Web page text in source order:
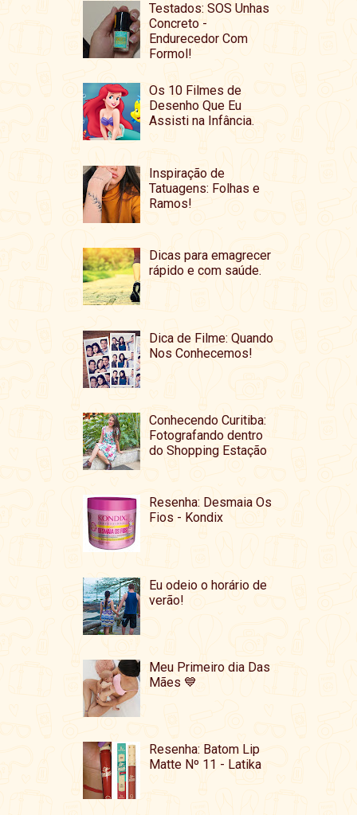
Testados: SOS Unhas
Concreto -
Endurecedor Com
Formol!
Os 10 Filmes de
Desenho Que Eu
Assisti na Infância.
Inspiração de
Tatuagens: Folhas e
Ramos!
Dicas para emagrecer
rápido e com saúde.
Dica de Filme: Quando
Nos Conhecemos!
Conhecendo Curitiba:
Fotografando dentro
do Shopping Estação
Resenha: Desmaia Os
Fios - Kondix
Eu odeio o horário de
verão!
Meu Primeiro dia Das
Mães 💙
Resenha: Batom Lip
Matte Nº 11 - Latika